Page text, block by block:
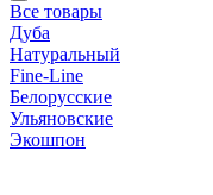
Все товары
Дуба
Натуральный
Fine-Line
Белорусские
Ульяновские
Экошпон